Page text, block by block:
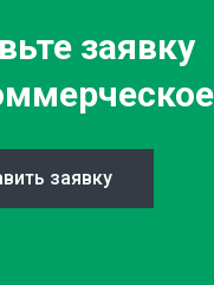
заявку
заявку